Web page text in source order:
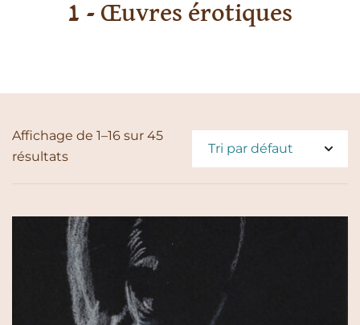
1 - Œuvres érotiques
Affichage de 1–16 sur 45
résultats